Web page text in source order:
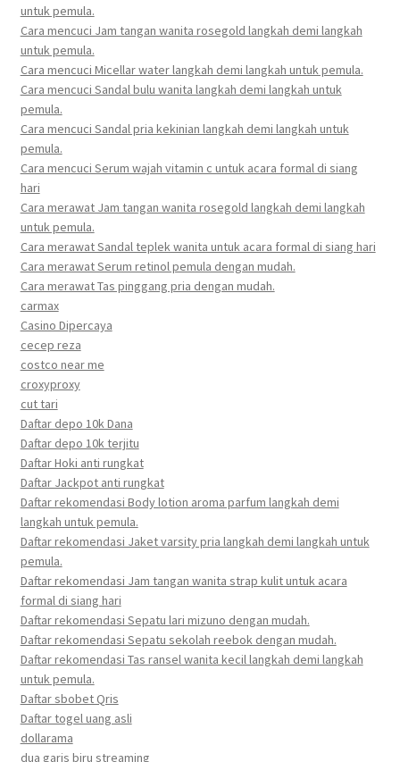
untuk pemula.
Cara mencuci Jam tangan wanita rosegold langkah demi langkah
untuk pemula.
Cara mencuci Micellar water langkah demi langkah untuk pemula.
Cara mencuci Sandal bulu wanita langkah demi langkah untuk
pemula.
Cara mencuci Sandal pria kekinian langkah demi langkah untuk
pemula.
Cara mencuci Serum wajah vitamin c untuk acara formal di siang
hari
Cara merawat Jam tangan wanita rosegold langkah demi langkah
untuk pemula.
Cara merawat Sandal teplek wanita untuk acara formal di siang hari
Cara merawat Serum retinol pemula dengan mudah.
Cara merawat Tas pinggang pria dengan mudah.
carmax
Casino Dipercaya
cecep reza
costco near me
croxyproxy
cut tari
Daftar depo 10k Dana
Daftar depo 10k terjitu
Daftar Hoki anti rungkat
Daftar Jackpot anti rungkat
Daftar rekomendasi Body lotion aroma parfum langkah demi
langkah untuk pemula.
Daftar rekomendasi Jaket varsity pria langkah demi langkah untuk
pemula.
Daftar rekomendasi Jam tangan wanita strap kulit untuk acara
formal di siang hari
Daftar rekomendasi Sepatu lari mizuno dengan mudah.
Daftar rekomendasi Sepatu sekolah reebok dengan mudah.
Daftar rekomendasi Tas ransel wanita kecil langkah demi langkah
untuk pemula.
Daftar sbobet Qris
Daftar togel uang asli
dollarama
dua garis biru streaming